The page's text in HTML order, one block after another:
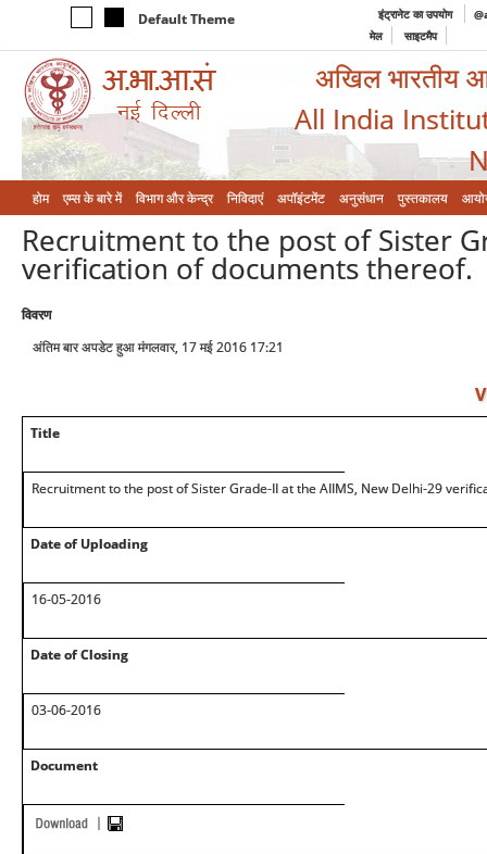
Default Theme इंट्रानेट का उपयोग
मेल
साइटमैप
अखिल भारतीय
All India
होम एम्‍स के बारे में विभाग और केन्‍द्र निविदाएं अपॉइंटमेंट अनुसंधान पुस्तकालय
Recruitment to the post of Sister
verification of documents thereof.
विवरण
अंतिम बार अपडेट हुआ मंगलवार, 17 मई 2016 17:21
Title
Recruitment to the post of Sister Grade-II at the AIIMS, New Delhi-29
Date of Uploading
16-05-2016
Date of Closing
03-06-2016
Document